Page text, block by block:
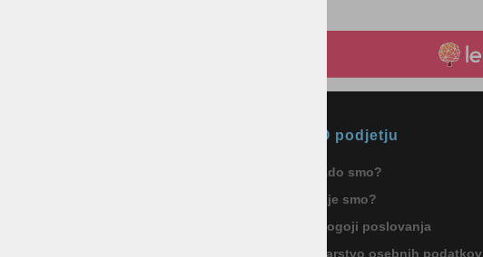
O podjetju
Kdo smo?
Kje smo?
Pogoji poslovanja
Varstvo osebnih podatkov